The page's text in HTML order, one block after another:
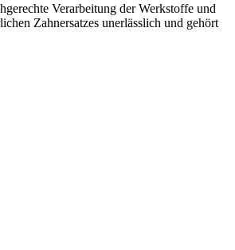
Verarbeitung der Werkstoffe und
Zahnersatzes unerlässlich und gehört